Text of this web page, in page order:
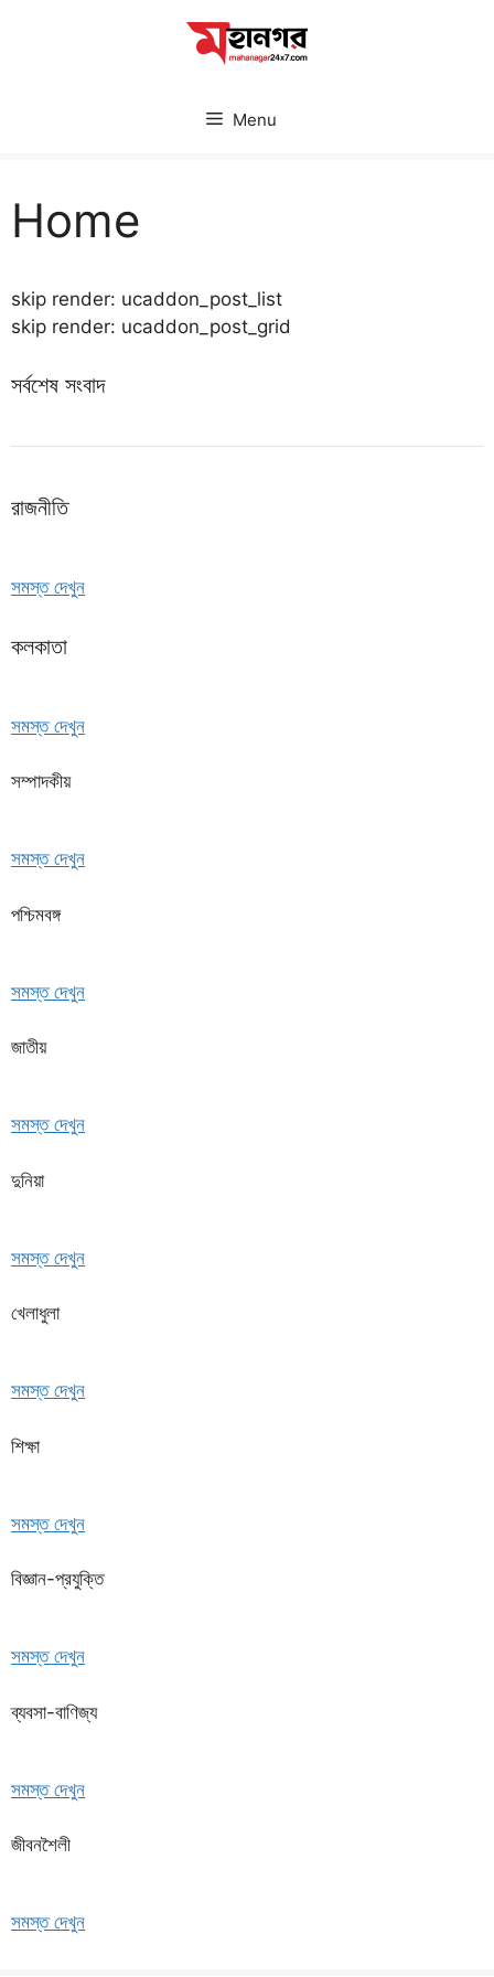
Menu
Home
skip render: ucaddon_post_list
skip render: ucaddon_post_grid
সর্বশেষ সংবাদ
রাজনীতি
সমস্ত দেখুন
কলকাতা
সমস্ত দেখুন
সম্পাদকীয়
সমস্ত দেখুন
পশ্চিমবঙ্গ
সমস্ত দেখুন
জাতীয়
সমস্ত দেখুন
দুনিয়া
সমস্ত দেখুন
খেলাধুলা
সমস্ত দেখুন
শিক্ষা
সমস্ত দেখুন
বিজ্ঞান-প্রযুক্তি
সমস্ত দেখুন
ব্যবসা-বাণিজ্য
সমস্ত দেখুন
জীবনশৈলী
সমস্ত দেখুন